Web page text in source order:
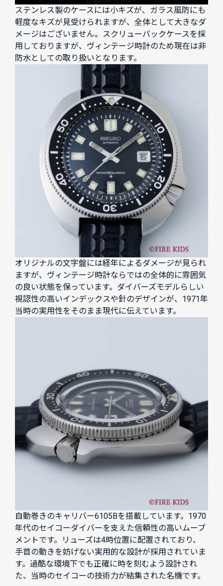
ステンレス製のケースには小キズが、ガラス風防にも
軽度なキズが見受けられますが、全体として大きなダ
メージはございません。スクリューバックケースを採
用しておりますが、ヴィンテージ時計のため現在は非
防水としての取り扱いとなります。
オリジナルの文字盤には経年によるダメージが見られ
ますが、ヴィンテージ時計ならではの全体的に雰囲気
の良い状態を保っています。ダイバーズモデルらしい
視認性の高いインデックスや針のデザインが、1971年
当時の実用性をそのまま現代に伝えています。
自動巻きのキャリバー6105Bを搭載しています。1970
年代のセイコーダイバーを支えた信頼性の高いムーブ
メントです。リューズは4時位置に配置されており、
手首の動きを妨げない実用的な設計が採用されていま
す。過酷な環境下でも正確に時を刻むよう設計され
た、当時のセイコーの技術力が結集された名機です。